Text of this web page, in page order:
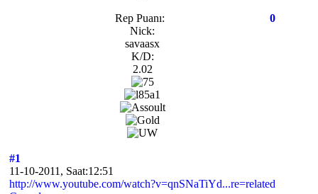
Rep Puanı:
0
Nick:
savaasx
K/D:
2.02
#1
11-10-2011, Saat:12:51
http://www.youtube.com/watch?v=qnSNaTiYd...re=related